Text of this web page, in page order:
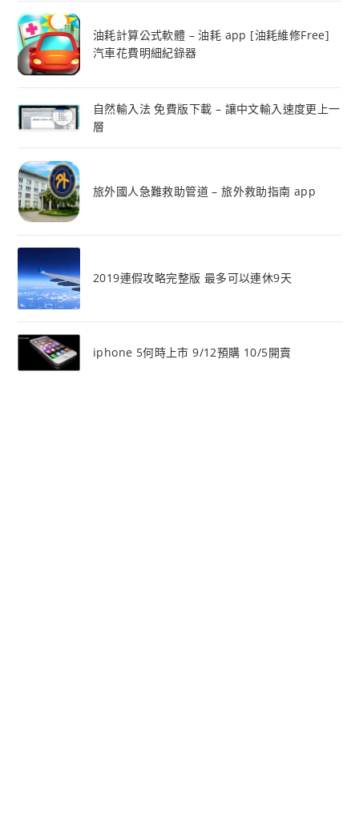
油耗計算公式軟體 – 油耗 app [油耗維修Free]
汽車花費明細紀錄器
自然輸入法 免費版下載 – 讓中文輸入速度更上一
層
旅外國人急難救助管道 – 旅外救助指南 app
2019連假攻略完整版 最多可以連休9天
iphone 5何時上市 9/12預購 10/5開賣